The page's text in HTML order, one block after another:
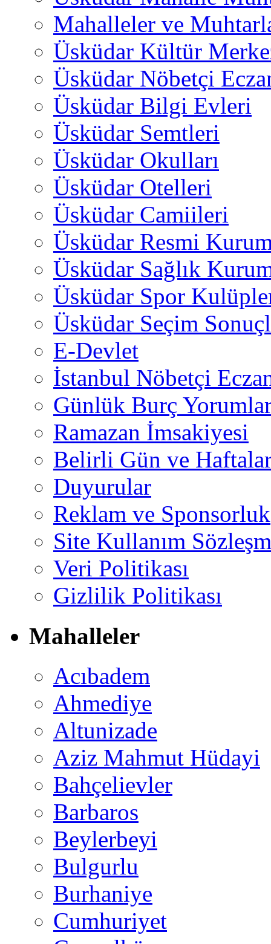
Mahalleler ve
Üsküdar Kültür
Üsküdar Nöbetçi
Üsküdar Bilgi Evleri
Üsküdar Semtleri
Üsküdar Okulları
Üsküdar Otelleri
Üsküdar Camiileri
Üsküdar Resmi
Üsküdar Sağlık
Üsküdar Spor
Üsküdar Seçim
E-Devlet
İstanbul Nöbetçi
Günlük Burç
Ramazan İmsakiyesi
Belirli Gün ve
Duyurular
Reklam ve Sponsorluk
Site Kullanım
Veri Politikası
Gizlilik Politikası
Mahalleler
Acıbadem
Ahmediye
Altunizade
Aziz Mahmut Hüdayi
Bahçelievler
Barbaros
Beylerbeyi
Bulgurlu
Burhaniye
Cumhuriyet